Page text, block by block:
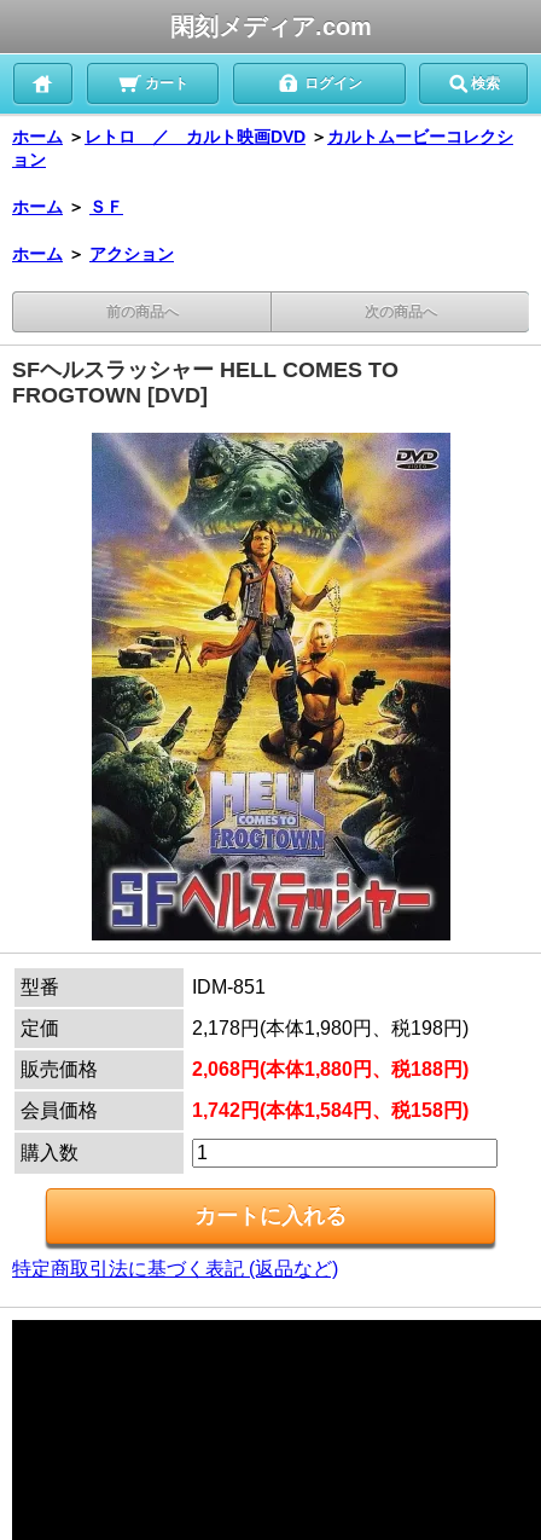
閑刻メディア.com
カート ログイン 検索
ホーム ＞ レトロ ／ カルト映画DVD ＞ カルトムービーコレクシ
ョン
ホーム ＞ ＳＦ
ホーム ＞ アクション
前の商品へ 次の商品へ
SFヘルスラッシャー HELL COMES TO
FROGTOWN [DVD]
型番
IDM-851
定価
2,178円(本体1,980円、税198円)
販売価格
2,068円(本体1,880円、税188円)
会員価格
1,742円(本体1,584円、税158円)
購入数
特定商取引法に基づく表記 (返品など)